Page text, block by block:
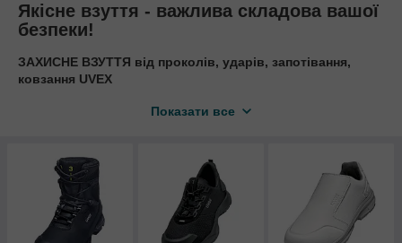
Якісне взуття - важлива складова вашої
безпеки!
ЗАХИСНЕ ВЗУТТЯ від проколів, ударів, запотівання,
ковзання UVEX
Дихаючі
Брудовідштовхувальні
З захистом від ковзання
Показати все